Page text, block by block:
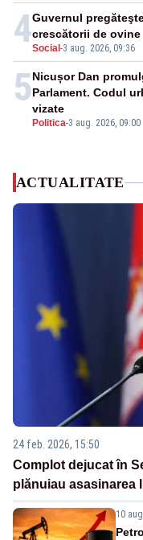
4Social -3 aug. 2026, 09:36
Guvernul
crescătorii de ovine
5
Politica-3 aug. 2026, 09:00
Nicușor Dan
Parlament. Codul
vizate
ACTUALITATE
24 feb. 2026, 15:50
Complot dejucat în
plănuiau asasinarea
10